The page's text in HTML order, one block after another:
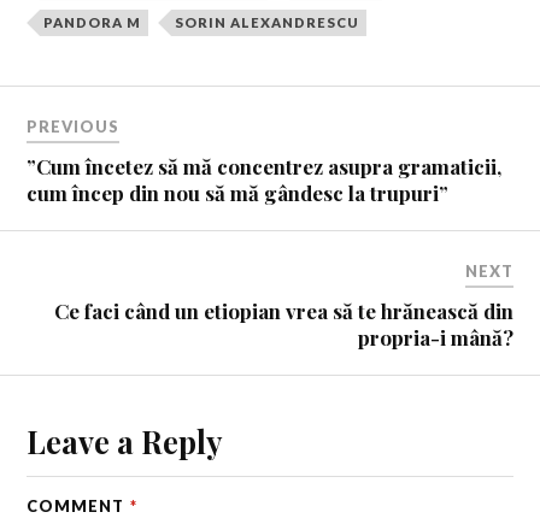
PANDORA M SORIN ALEXANDRESCU
PREVIOUS
”Cum încetez să mă concentrez asupra gramaticii,
cum încep din nou să mă gândesc la trupuri”
NEXT
Ce faci când un etiopian vrea să te hrănească din
propria-i mână?
Leave a Reply
COMMENT *